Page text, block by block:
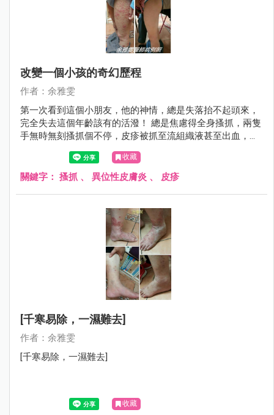
改變一個小孩的奇幻歷程
作者：余雅雯
第一次看到這個小朋友，他的神情，總是失落抬不起頭來，
完全失去這個年齡該有的活潑！ 總是焦慮得全身搔抓，兩隻
手無時無刻搔抓個不停，皮疹被抓至流組織液甚至出血，四
肢及額頭總是包著紗布，母親很心疼的跟我說：在學校都會
被排斥，很怕別人異樣的眼光……
收藏
關鍵字： 搔抓 、 異位性皮膚炎 、 皮疹
[千寒易除，一濕難去]
作者：余雅雯
[千寒易除，一濕難去]
收藏